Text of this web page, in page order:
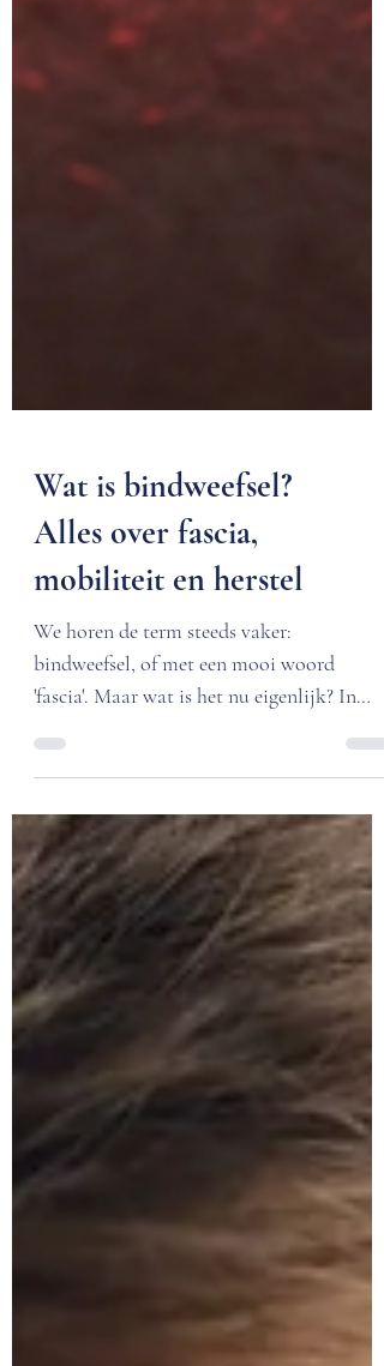
Wat is bindweefsel?
Alles over fascia,
mobiliteit en herstel
We horen de term steeds vaker:
bindweefsel, of met een mooi woord
onze praktijk in Venlo leggen we het vaak
uit als het duikpak van ons lichaam. Het
zit overal: om onze spieren, botten,
organen en zenuwen. Het houdt ons
letterlijk bij elkaar. Wanneer dit
bindweefsel gezond is, zijn we soepel en
mobiel. Maar wanneer het verkleefd raakt,
kunnen we ons stijf en beperkt voelen. In
deze blog duiken we in de wereld van het